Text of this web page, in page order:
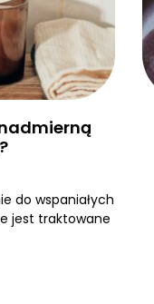
do wspaniałych
jest traktowane